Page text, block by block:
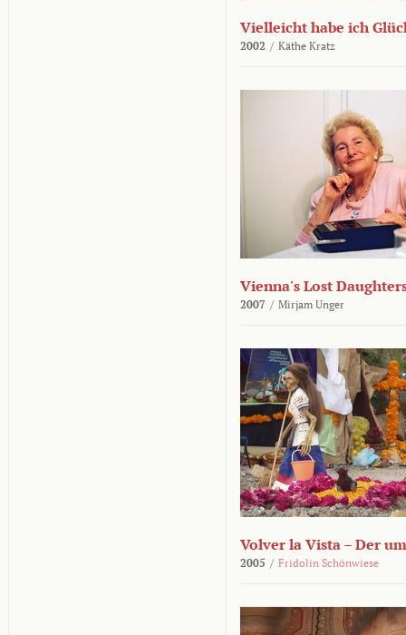
Vielleicht habe ich
2002 / Käthe Kratz
Vienna's Lost
2007 / Mirjam Unger
Volver la Vista – Der
2005 / Fridolin Schönwiese